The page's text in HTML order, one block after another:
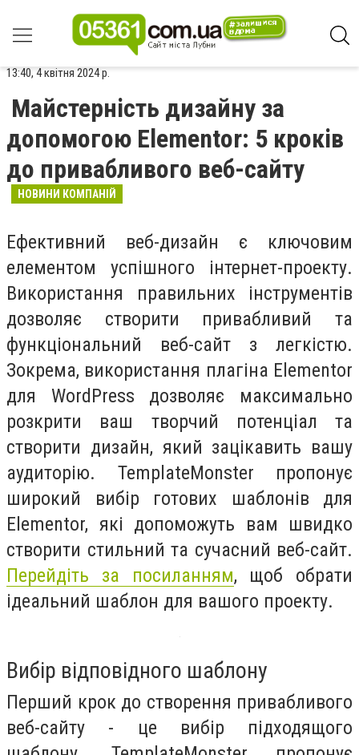
13:40, 4 квітня 2024 р.
Майстерність дизайну за
допомогою Elementor: 5 кроків
до привабливого веб-сайту
НОВИНИ КОМПАНІЙ
Ефективний веб-дизайн є ключовим
елементом успішного інтернет-проекту.
Використання правильних інструментів
дозволяє створити привабливий та
функціональний веб-сайт з легкістю.
Зокрема, використання плагіна Elementor
для WordPress дозволяє максимально
розкрити ваш творчий потенціал та
створити дизайн, який зацікавить вашу
аудиторію. TemplateMonster пропонує
широкий вибір готових шаблонів для
Elementor, які допоможуть вам швидко
створити стильний та сучасний веб-сайт.
Перейдіть за посиланням, щоб обрати
ідеальний шаблон для вашого проекту.
Вибір відповідного шаблону
Перший крок до створення привабливого
веб-сайту - це вибір підходящого